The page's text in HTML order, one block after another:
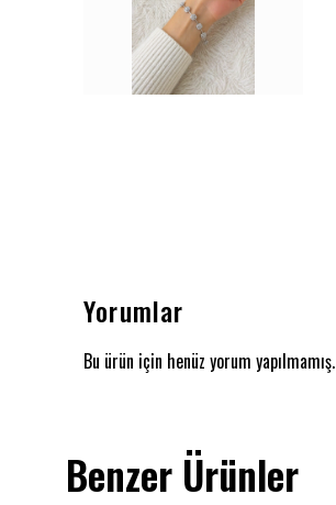
Yorumlar
Bu ürün için henüz yorum yapılmamış.
Benzer Ürünler